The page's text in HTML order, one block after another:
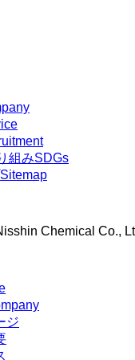
組みSDGs
Sitemap
Chemical Co.,
ジ